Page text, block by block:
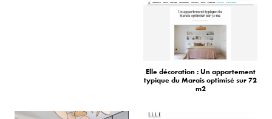
Elle décoration : Un appartement
typique du Marais optimisé sur 72
m2